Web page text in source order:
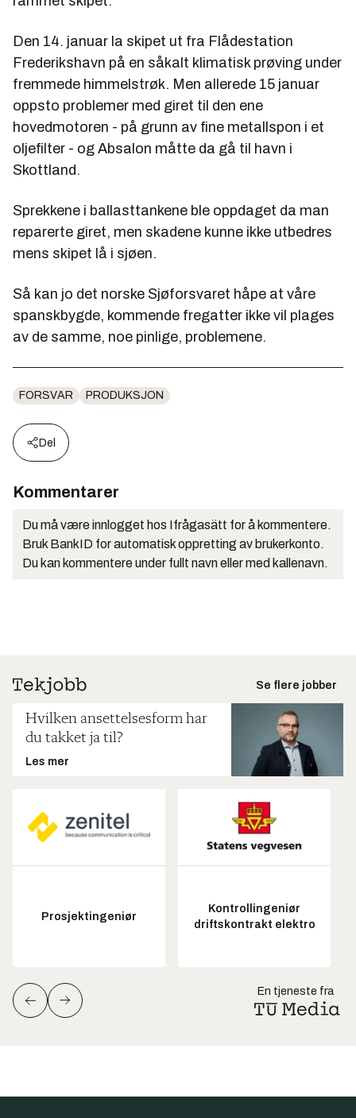
Den 14. januar la skipet ut fra Flådestation
Frederikshavn på en såkalt klimatisk prøving under
fremmede himmelstrøk. Men allerede 15 januar
oppsto problemer med giret til den ene
hovedmotoren - på grunn av fine metallspon i et
oljefilter - og Absalon måtte da gå til havn i
Skottland.
Sprekkene i ballasttankene ble oppdaget da man
reparerte giret, men skadene kunne ikke utbedres
mens skipet lå i sjøen.
Så kan jo det norske Sjøforsvaret håpe at våre
spanskbygde, kommende fregatter ikke vil plages
av de samme, noe pinlige, problemene.
FORSVAR PRODUKSJON
Del
Kommentarer
Du må være innlogget hos Ifrågasätt for å kommentere.
Bruk BankID for automatisk oppretting av brukerkonto.
Du kan kommentere under fullt navn eller med kallenavn.
Se flere jobber
Hvilken ansettelsesform har
du takket ja til?
Les mer
Prosjektingeniør
Kontrollingeniør
driftskontrakt elektro
En tjeneste fra